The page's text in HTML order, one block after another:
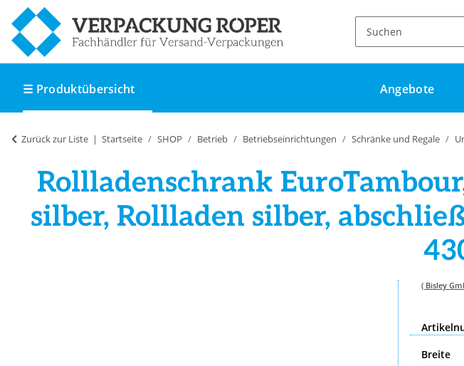
☰ Produktübersicht Angebote
Zurück zur Liste Startseite SHOP Betrieb Betriebseinrichtungen Schränke und Regale
Rollladenschrank
silber, Rollladen silber,
( Bisley
Breite